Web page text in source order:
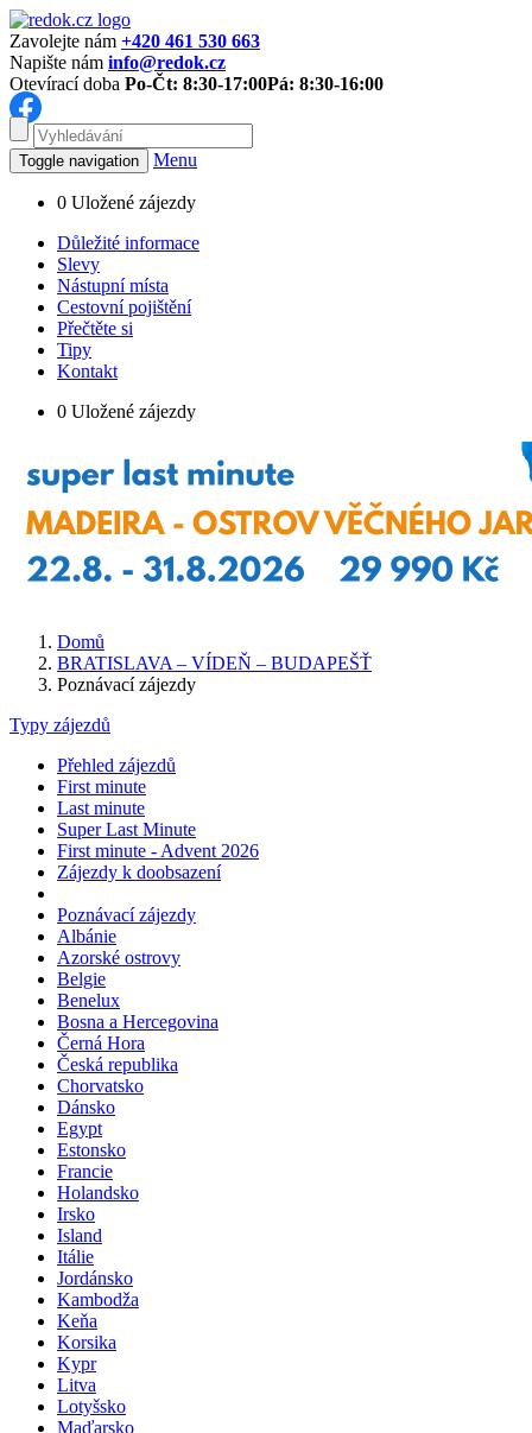
Zavolejte nám +420 461 530 663
Napište nám info@redok.cz
Otevírací doba Po-Čt: 8:30-17:00Pá: 8:30-16:00
Toggle navigation Menu
0 Uložené zájezdy
Důležité informace
Slevy
Nástupní místa
Cestovní pojištění
Přečtěte si
Tipy
Kontakt
0 Uložené zájezdy
Domů
BRATISLAVA – VÍDEŇ – BUDAPEŠŤ
Poznávací zájezdy
Typy zájezdů
Přehled zájezdů
First minute
Last minute
Super Last Minute
First minute - Advent 2026
Zájezdy k doobsazení
Poznávací zájezdy
Albánie
Azorské ostrovy
Belgie
Benelux
Bosna a Hercegovina
Černá Hora
Česká republika
Chorvatsko
Dánsko
Egypt
Estonsko
Francie
Holandsko
Irsko
Island
Itálie
Jordánsko
Kambodža
Keňa
Korsika
Kypr
Litva
Lotyšsko
Maďarsko